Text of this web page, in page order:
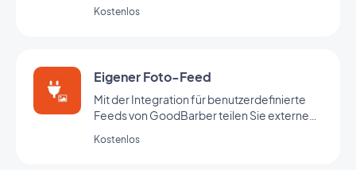
benutzerdefinierten Feed.
Kostenlos
Eigener Foto-Feed
Mit der Integration für benutzerdefinierte
Feeds von GoodBarber teilen Sie externe
benutzerdefinierten Feed.
Kostenlos